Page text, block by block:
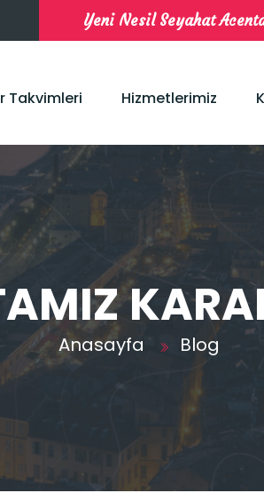
Yeni Nesil Seyahat
Takvimleri Hizmetlerimiz
Anasayfa Blog